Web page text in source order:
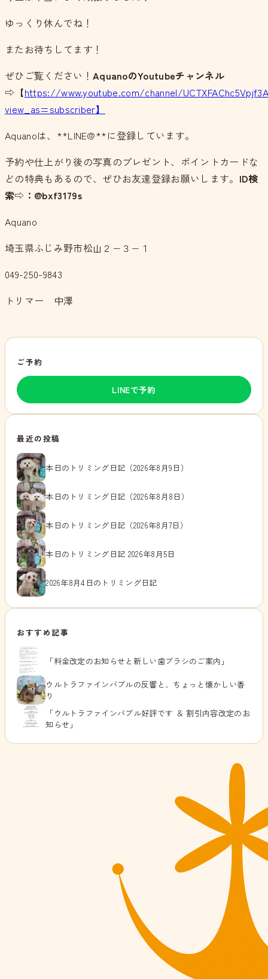
ゆっくり休んでね！
またお待ちしてます！
ぜひご覧ください！ AquanoのYoutubeチャンネル
⇨【https://www.youtube.com/channel/
view_as=subscriber】
Aquanoは、**LINE@**に登録しています。
予約や仕上がり後の写真のプレゼント、ポイントカードな
どの特典もあるので、ぜひお友達登録お願いします。 ID検
索⇨：@bxf3179s
Aquano
埼玉県ふじみ野市松山２−３−１
049-250-9843
トリマー 中澤
ご予約
LINEで予約
最近の投稿
本日のトリミング日記（2026年8月9日）
本日のトリミング日記（2026年8月8日）
本日のトリミング日記（2026年8月7日）
本日のトリミング日記 2026年8月5日
2026年8月4日のトリミング日記
おすすめ記事
「料金改定のお知らせと新しい歯ブラシのご案内」
ウルトラファインバブルの反響と、ちょっと懐かしい香
り
「ウルトラファインバブル好評です ＆ 割引内容改定のお
知らせ」